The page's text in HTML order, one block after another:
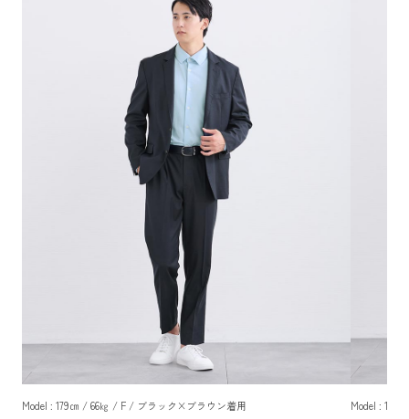
Model : 179㎝ / 66㎏ / F / ブラック×ブラウン着用 Model : 179